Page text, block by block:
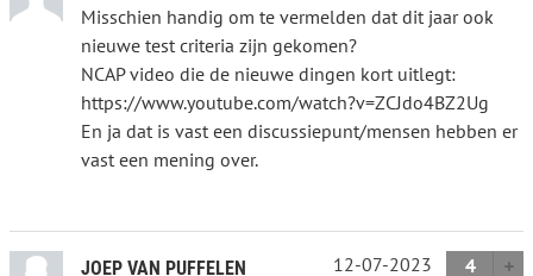
Misschien handig om te vermelden dat dit jaar ook
nieuwe test criteria zijn gekomen?
NCAP video die de nieuwe dingen kort uitlegt:
https://www.youtube.com/watch?v=ZCJdo4BZ2Ug
En ja dat is vast een discussiepunt/mensen hebben er
vast een mening over.
JOEP VAN PUFFELEN 12-07-2023 4